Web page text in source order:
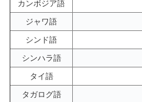
カンボジア語
ジャワ語
シンド語
シンハラ語
タイ語
タガログ語